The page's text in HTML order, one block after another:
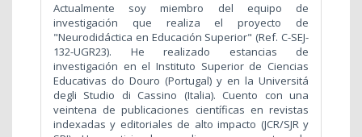
Actualmente soy miembro del equipo de
investigación que realiza el proyecto de
"Neurodidáctica en Educación Superior" (Ref. C-SEJ-
132-UGR23). He realizado estancias de
investigación en el Instituto Superior de Ciencias
Educativas do Douro (Portugal) y en la Universitá
degli Studio di Cassino (Italia). Cuento con una
veintena de publicaciones científicas en revistas
indexadas y editoriales de alto impacto (JCR/SJR y